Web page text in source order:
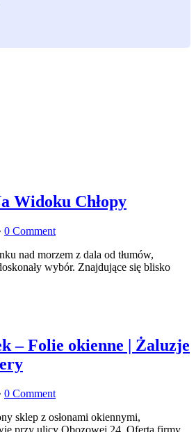
Widoku Chłopy
0 Comment
nad morzem z dala od tłumów,
wybór. Znajdujące się blisko
– Folie okienne | Żaluzje
0 Comment
sklep z osłonami okiennymi,
przy ulicy Obozowej 24. Oferta firmy